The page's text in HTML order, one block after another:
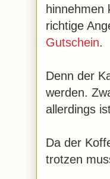
hinnehmen
richtige
Gutschein.
Denn der
werden.
allerdings
Da der
trotzen